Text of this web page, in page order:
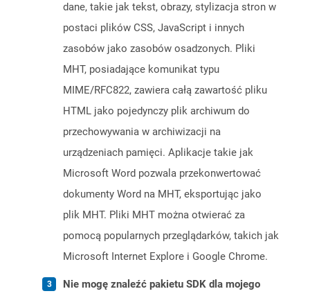
dane, takie jak tekst, obrazy, stylizacja stron w
postaci plików CSS, JavaScript i innych
zasobów jako zasobów osadzonych. Pliki
MHT, posiadające komunikat typu
MIME/RFC822, zawiera całą zawartość pliku
HTML jako pojedynczy plik archiwum do
przechowywania w archiwizacji na
urządzeniach pamięci. Aplikacje takie jak
Microsoft Word pozwala przekonwertować
dokumenty Word na MHT, eksportując jako
plik MHT. Pliki MHT można otwierać za
pomocą popularnych przeglądarków, takich jak
Microsoft Internet Explore i Google Chrome.
Nie mogę znaleźć pakietu SDK dla mojego